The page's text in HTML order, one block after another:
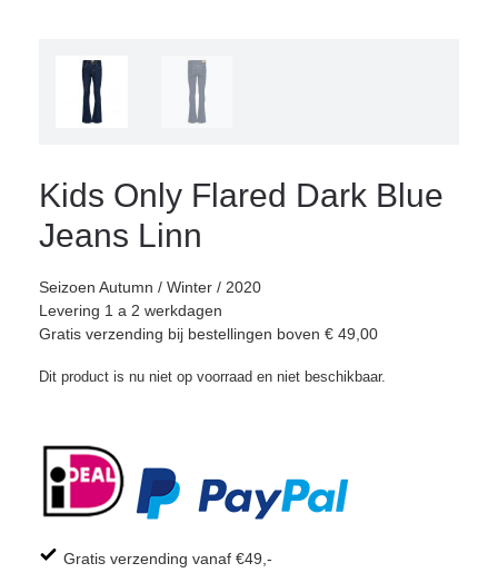
Kids Only Flared Dark Blue
Jeans Linn
Seizoen Autumn / Winter / 2020
Levering 1 a 2 werkdagen
Gratis verzending bij bestellingen boven € 49,00
Dit product is nu niet op voorraad en niet beschikbaar.
Gratis verzending vanaf €49,-